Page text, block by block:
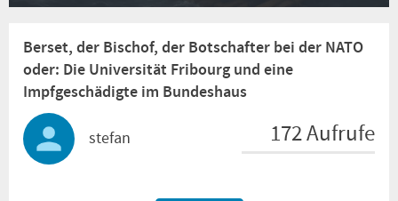
Berset, der Bischof, der Botschafter bei der NATO
oder: Die Universität Fribourg und eine
Impfgeschädigte im Bundeshaus
stefan 172 Aufrufe